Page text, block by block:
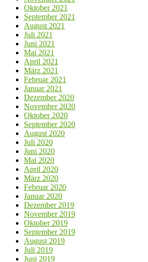
Oktober 2021
September 2021
August 2021
Juli 2021
Juni 2021
Mai 2021
April 2021
März 2021
Februar 2021
Januar 2021
Dezember 2020
November 2020
Oktober 2020
September 2020
August 2020
Juli 2020
Juni 2020
Mai 2020
April 2020
März 2020
Februar 2020
Januar 2020
Dezember 2019
November 2019
Oktober 2019
September 2019
August 2019
Juli 2019
Juni 2019